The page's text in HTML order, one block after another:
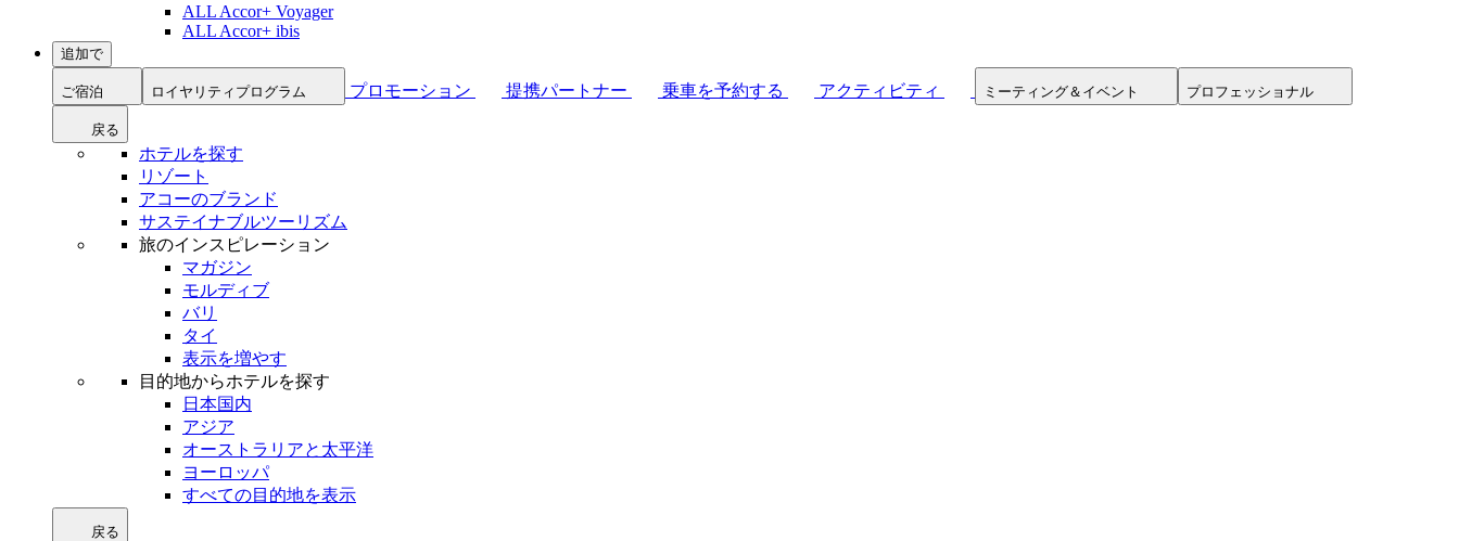
ALL Accor+ Voyager
ALL Accor+ ibis
追加で
ご宿泊 ロイヤリティプログラム プロモーション 提携パートナー 乗車を予約する アクティビティ ミーティング＆イベント プロフェッショナル
戻る
ホテルを探す
リゾート
アコーのブランド
サステイナブルツーリズム
旅のインスピレーション
マガジン
モルディブ
バリ
タイ
表示を増やす
目的地からホテルを探す
日本国内
アジア
オーストラリアと太平洋
ヨーロッパ
すべての目的地を表示
戻る